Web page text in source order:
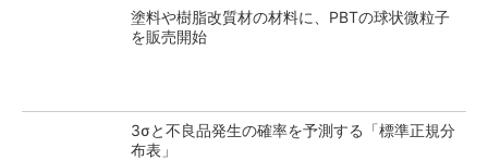
塗料や樹脂改質材の材料に、PBTの球状微粒子
を販売開始
3σと不良品発生の確率を予測する「標準正規分
布表」